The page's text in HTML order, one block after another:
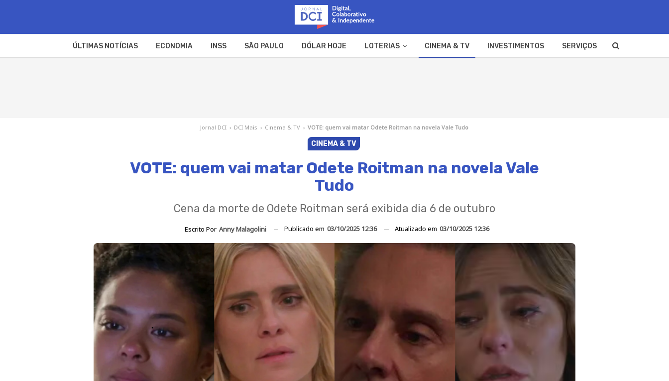
ÚLTIMAS NOTÍCIAS ECONOMIA INSS SÃO PAULO DÓLAR HOJE LOTERIAS CINEMA & TV INVESTIMENTOS SERVIÇOS
Jornal DCI › DCI Mais › Cinema & TV › VOTE: quem vai matar Odete Roitman na novela Vale Tudo
CINEMA & TV
VOTE: quem vai matar Odete Roitman na novela Vale
Tudo
Cena da morte de Odete Roitman será exibida dia 6 de outubro
Escrito Por Anny Malagolini Publicado em 03/10/2025 12:36 Atualizado em 03/10/2025 12:36